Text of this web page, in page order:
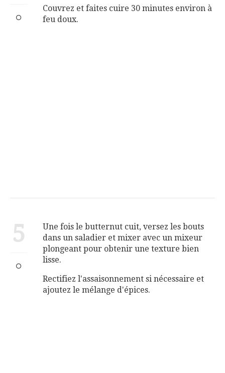
Couvrez et faites cuire 30 minutes environ à
feu doux.
5
Une fois le butternut cuit, versez les bouts
dans un saladier et mixer avec un mixeur
plongeant pour obtenir une texture bien
lisse.
Rectifiez l'assaisonnement si nécessaire et
ajoutez le mélange d'épices.